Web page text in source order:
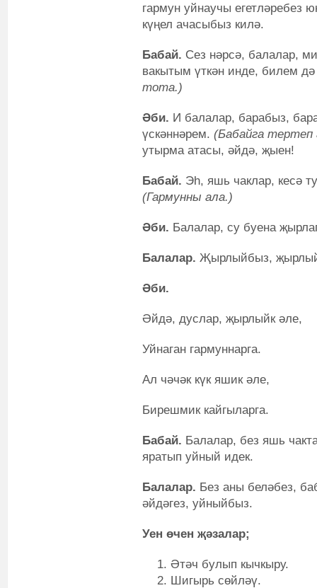
гармун уйнаучы егетләребез
күңел ачасыбыз килә.
Бабай. Сез нәрсә, балалар,
вакытым үткән инде, билем
тота.)
Әби. И балалар, барабыз,
үскәннәрем. (Бабайга
утырма атасы, әйдә, җыен!
Бабай. Эһ, яшь чаклар, кесә
(Гармунны ала.)
Әби. Балалар, су буена
Балалар. Җырлыйбыз,
Әби.
Әйдә, дуслар, җырлыйк әле,
Уйнаган гармуннарга.
Ал чәчәк күк яшик әле,
Бирешмик кайгыларга.
Бабай. Балалар, без яшь
яратып уйный идек.
Балалар. Без аны беләбез,
әйдәгез, уйныйбыз.
Уен өчен җәзалар;
Әтәч булып кычкыру.
Шигырь сөйләү.